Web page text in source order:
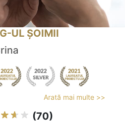
UL ȘOIMII
Arată mai multe >>
(70)